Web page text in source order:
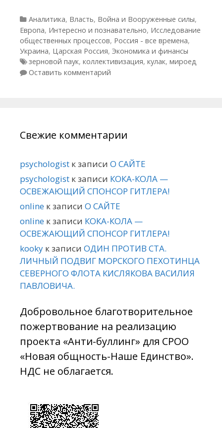
Рубрики
Аналитика, Власть, Война и Вооруженные силы,
Европа, Интересно и познавательно, Исследование
общественных процессов, Россия - все времена,
Украина, Царская Россия, Экономика и финансы
Метки
зерновой паук, коллективизация, кулак, мироед
Оставить комментарий
Свежие комментарии
psychologist к записи О САЙТЕ
psychologist к записи КОКА-КОЛА —
ОСВЕЖАЮЩИЙ СПОНСОР ГИТЛЕРА!
online к записи О САЙТЕ
online к записи КОКА-КОЛА —
ОСВЕЖАЮЩИЙ СПОНСОР ГИТЛЕРА!
kooky к записи ОДИН ПРОТИВ СТА.
ЛИЧНЫЙ ПОДВИГ МОРСКОГО ПЕХОТИНЦА
СЕВЕРНОГО ФЛОТА КИСЛЯКОВА ВАСИЛИЯ
ПАВЛОВИЧА.
Добровольное благотворительное
пожертвование на реализацию
проекта «Анти-буллинг» для СРОО
«Новая общность-Наше Единство».
НДС не облагается.